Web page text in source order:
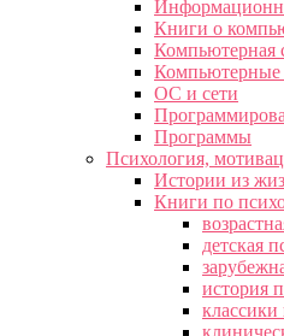
Книги о
Компьютерная
ОС и сети
Программы
Психология,
Истории из
Книги по
детская
история
классики